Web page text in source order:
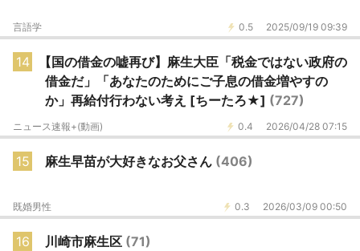
0.5 2025/09/19 09:39
言語学
14
【国の借金の嘘再び】麻生大臣「税金ではない政府の
借金だ」「あなたのためにご子息の借金増やすの
か」再給付行わない考え [ちーたろ★] (727)
0.4 2026/04/28 07:15
ニュース速報+(動画)
15 麻生早苗が大好きなお父さん (406)
0.3 2026/03/09 00:50
既婚男性
16 川崎市麻生区 (71)